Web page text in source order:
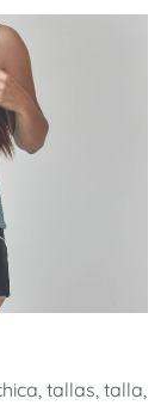
, tallas, talla,